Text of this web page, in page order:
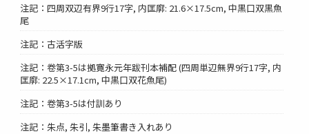
注記：四周双辺有界9行17字, 内匡廓: 21.6×17.5cm, 中黒口双黒魚
尾
注記：古活字版
注記：卷第3-5は拠寛永元年跋刊本補配 (四周単辺無界9行17字, 内
匡廓: 22.5×17.1cm, 中黒口双花魚尾)
注記：卷第3-5は付訓あり
注記：朱点, 朱引, 朱墨筆書き入れあり